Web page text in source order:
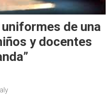
de una
y docentes